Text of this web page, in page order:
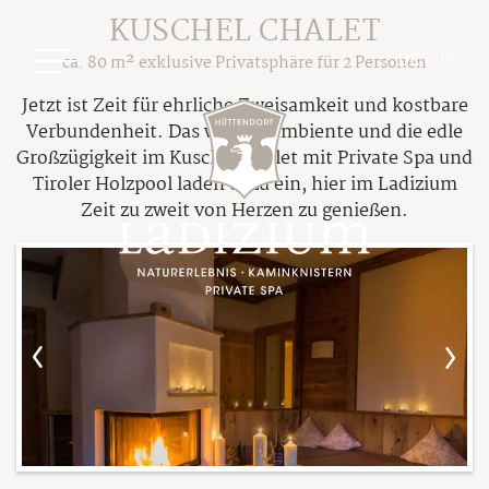
DE|
Ladizium
Ihre Gastgeber
Das Hüttendorf
Unsere Philosophie
Nachhaltiger Urlaub
Die Sage von Ladizia
Chalets
Übersicht Chalets
Preisübersicht
Pauschalen
Buchungsinfos
KUSCHEL CHALET
ca. 80 m² exklusive Privatsphäre für 2 Personen
Jetzt ist Zeit für ehrliche Zweisamkeit und kostbare
Verbundenheit. Das warme Ambiente und die edle
Großzügigkeit im Kuschel Chalet mit Private Spa und
Tiroler Holzpool laden dazu ein, hier im Ladizium
Zeit zu zweit von Herzen zu genießen.